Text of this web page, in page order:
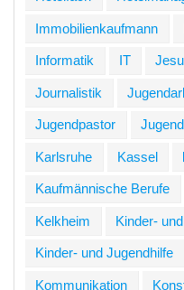
Immobilienkaufmann
Informatik IT
Journalistik
Jugendpastor
Karlsruhe Kassel
Kaufmännische Berufe
Kelkheim Kinder-
Kinder- und Jugendhilfe
Kommunikation